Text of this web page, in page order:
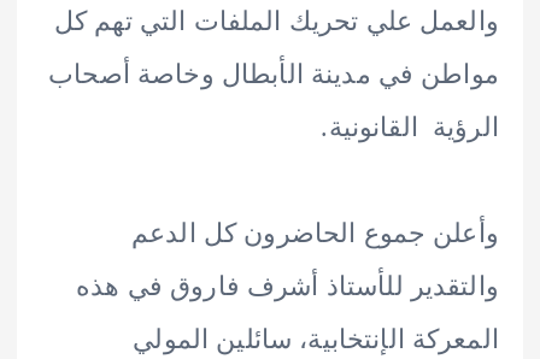
علي تحريك الملفات التي تهم كل
في مدينة الأبطال وخاصة أصحاب
القانونية.
جموع الحاضرون كل الدعم
للأستاذ أشرف فاروق في هذه
الإنتخابية، سائلين المولي